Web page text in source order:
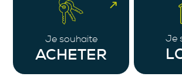
Je souhaite
ACHETER
Je